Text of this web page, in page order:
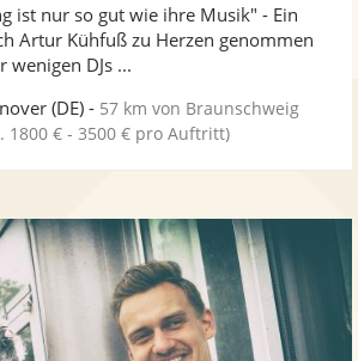
Fotos
5
ist nur so gut wie ihre Musik" - Ein
Artur Kühfuß zu Herzen genommen
wenigen DJs ...
(DE) - 57 km von Braunschweig
1800 € - 3500 € pro Auftritt)